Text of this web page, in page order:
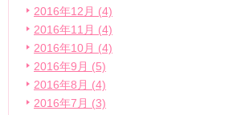
2016年12月 (4)
2016年11月 (4)
2016年10月 (4)
2016年9月 (5)
2016年8月 (4)
2016年7月 (3)